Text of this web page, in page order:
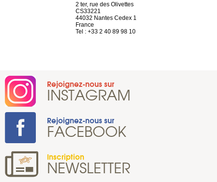
2 ter, rue des Olivettes
CS33221
44032 Nantes Cedex 1
France
Tel : +33 2 40 89 98 10
Rejoignez-nous sur
INSTAGRAM
Rejoignez-nous sur
FACEBOOK
Inscription
NEWSLETTER